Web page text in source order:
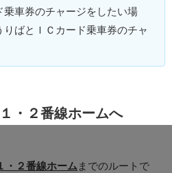
乗車券のチャージをしたい場
ばとＩＣカード乗車券のチャ
・２番線ホームへ
・２番線ホーム までのルートで